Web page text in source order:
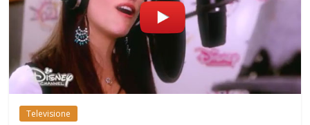
Televisione